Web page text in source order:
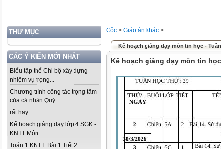
THƯ MỤC
CÁC Ý KIẾN MỚI NHẤT
Biểu tập thể Chi bộ xây dựng
nhiệm vụ trọng...
Chương trình công tác trọng tâm
của cá nhân Quý...
rất hay...
Kế hoạch giảng dạy lớp 4 SGK -
KNTT Môn...
Toán 1 KNTT. Bài 1 Tiết 2....
Gốc > Giáo án khác >
Kế hoạch giảng dạy môn tin học -
Kế hoạch giảng dạy môn tin